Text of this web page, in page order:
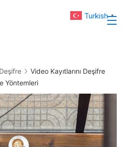
Video Kayıtlarını Deşifre
Yöntemleri
Turkish ▼